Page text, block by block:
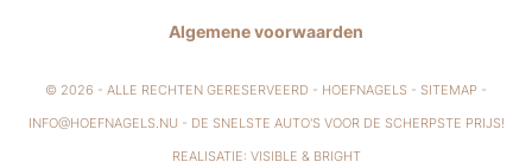
Algemene voorwaarden
© 2026 - ALLE RECHTEN GERESERVEERD - HOEFNAGELS - SITEMAP -
INFO@HOEFNAGELS.NU - DE SNELSTE AUTO'S VOOR DE SCHERPSTE PRIJS!
REALISATIE: VISIBLE & BRIGHT